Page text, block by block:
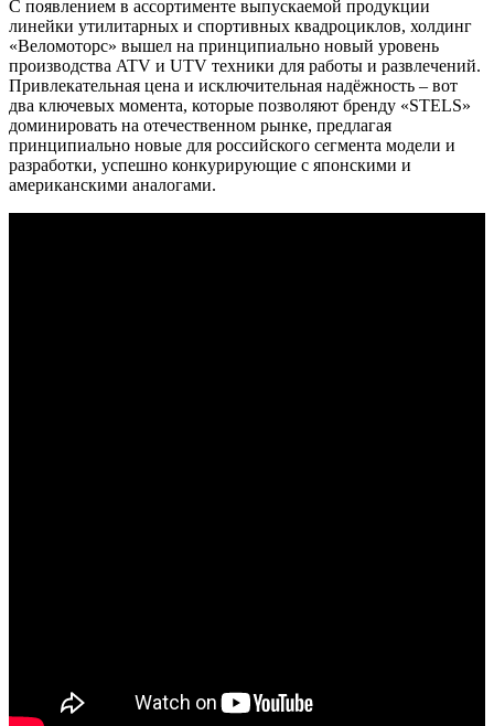
С появлением в ассортименте выпускаемой продукции
линейки утилитарных и спортивных квадроциклов, холдинг
«Веломоторс» вышел на принципиально новый уровень
производства ATV и UTV техники для работы и развлечений.
Привлекательная цена и исключительная надёжность – вот
два ключевых момента, которые позволяют бренду «STELS»
доминировать на отечественном рынке, предлагая
принципиально новые для российского сегмента модели и
разработки, успешно конкурирующие с японскими и
американскими аналогами.